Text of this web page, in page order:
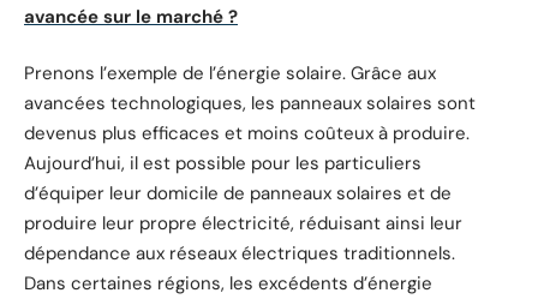
avancée sur le marché ?
Prenons l’exemple de l’énergie solaire. Grâce aux
avancées technologiques, les panneaux solaires sont
devenus plus efficaces et moins coûteux à produire.
Aujourd’hui, il est possible pour les particuliers
d’équiper leur domicile de panneaux solaires et de
produire leur propre électricité, réduisant ainsi leur
dépendance aux réseaux électriques traditionnels.
Dans certaines régions, les excédents d’énergie